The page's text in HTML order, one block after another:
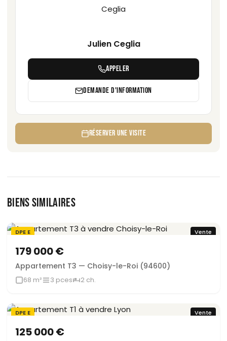
Julien Ceglia
APPELER
DEMANDE D'INFORMATION
RÉSERVER UNE VISITE
BIENS SIMILAIRES
DPE E Vente
179 000 €
Appartement T3 — Choisy-le-Roi (94600)
68 m² 3 pces 2 ch.
DPE E Vente
125 000 €